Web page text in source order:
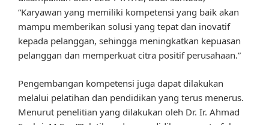
“Karyawan yang memiliki kompetensi yang baik akan
mampu memberikan solusi yang tepat dan inovatif
kepada pelanggan, sehingga meningkatkan kepuasan
pelanggan dan memperkuat citra positif perusahaan.”
Pengembangan kompetensi juga dapat dilakukan
melalui pelatihan dan pendidikan yang terus menerus.
Menurut penelitian yang dilakukan oleh Dr. Ir. Ahmad